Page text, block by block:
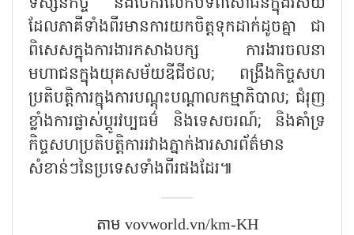
ដែលភាគីទាំងពីរមានការយកចិត្តទុកដាក់ដូចគ្នា ជា
ពិសេសក្នុងការងារកសាងបក្ស ការងារចលនា
មហាជនក្នុងយុគសម័យឌីជីថល; ពង្រឹងកិច្ចសហ
ប្រតិបត្តិការក្នុងការបណ្តុះបណ្តាលកម្មាភិបាល; ជំរុញ
ខ្លាំងការផ្លាស់ប្តូរវប្បធម៌ និងទេសចរណ៍; និងគាំទ្រ
កិច្ចសហប្រតិបត្តិការរវាងភ្នាក់ងារសារព័ត៌មាន
សំខាន់ៗនៃប្រទេសទាំងពីរផងដែរ៕
តាម​ vovworld.vn/km-KH